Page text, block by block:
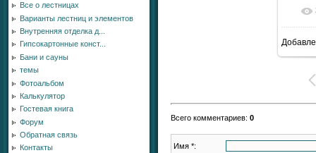
Все о лестницах
Варианты лестниц и элементов
Внутренняя отделка д...
Гипсокартонные конст...
Бани и сауны
темы
Фотоальбом
Калькулятор
Гостевая книга
Форум
Обратная связь
Контакты
Всего комментариев: 0
Имя *: